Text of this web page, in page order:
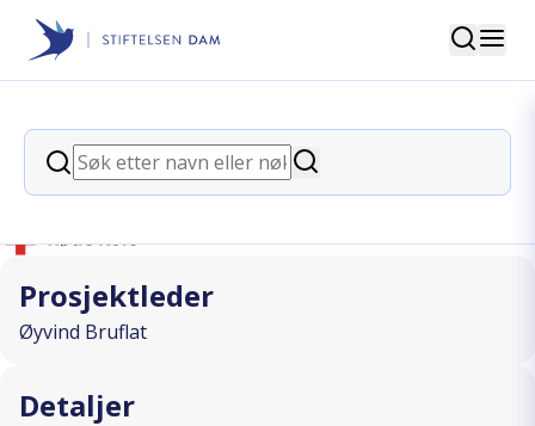
Stiftelsen Dam
Søk
Søk
Søk
back
Trygg hygge i Halden
Prosjektleder
Øyvind Bruflat
Detaljer